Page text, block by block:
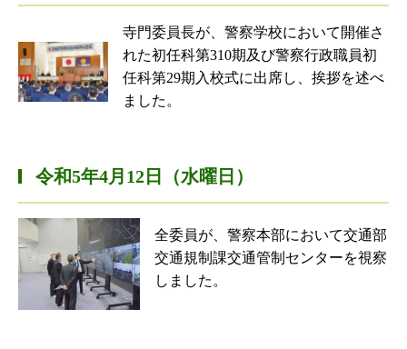
寺門委員長が、警察学校において開催さ
れた初任科第310期及び警察行政職員初
任科第29期入校式に出席し、挨拶を述べ
ました。
令和5年4月12日（水曜日）
全委員が、警察本部において交通部
交通規制課交通管制センターを視察
しました。